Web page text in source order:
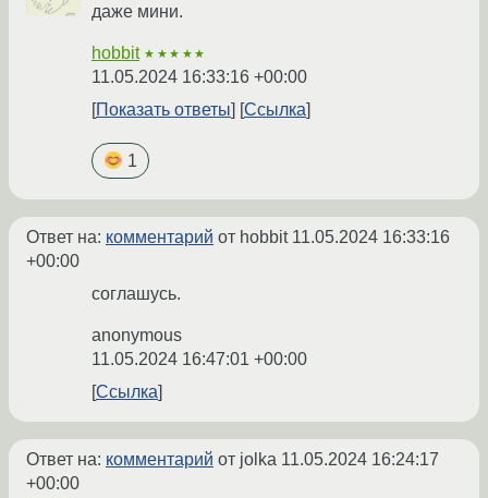
даже мини.
hobbit ★★★★★
11.05.2024 16:33:16 +00:00
Показать ответы
Ссылка
1
Ответ на: комментарий от hobbit 11.05.2024 16:33:16
+00:00
соглашусь.
anonymous
11.05.2024 16:47:01 +00:00
Ссылка
Ответ на: комментарий от jolka 11.05.2024 16:24:17
+00:00